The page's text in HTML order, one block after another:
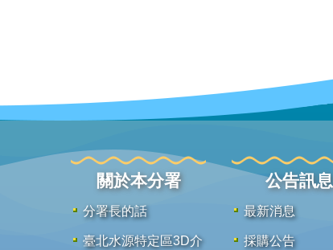
關於本分署
分署長的話
臺北水源特定區3D介
公告訊息
最新消息
採購公告